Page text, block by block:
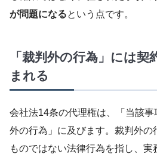
が問題になるという点です。
「裁判外の行為」には契
まれる
会社法14条の代理権は、「当該事
外の行為」に及びます。裁判外の
ものではない法律行為を指し、